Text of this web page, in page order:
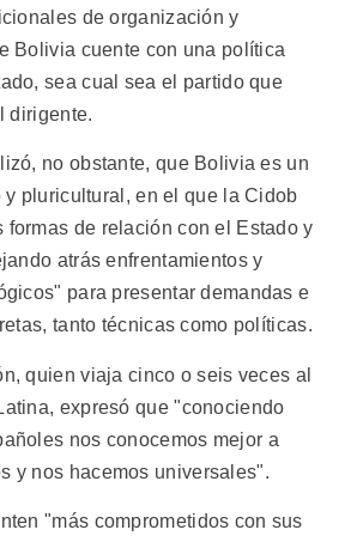
de organización y
Bolivia cuente con una política
sea cual sea el partido que
dirigente.
no obstante, que Bolivia es un
y pluricultural, en el que la Cidob
formas de relación con el Estado y
atrás enfrentamientos y
para presentar demandas e
tanto técnicas como políticas.
quien viaja cinco o seis veces al
expresó que "conociendo
nos conocemos mejor a
y nos hacemos universales".
"más comprometidos con sus